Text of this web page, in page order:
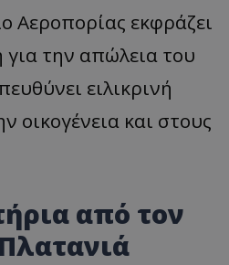
Αεροπορίας εκφράζει
την απώλεια του
ειλικρινή
οικογένεια και στους
από τον